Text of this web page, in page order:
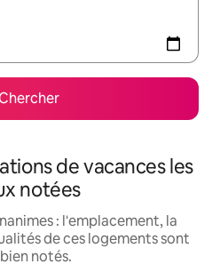
de vacances les
notées
: l'emplacement, la
de ces logements sont
notés.